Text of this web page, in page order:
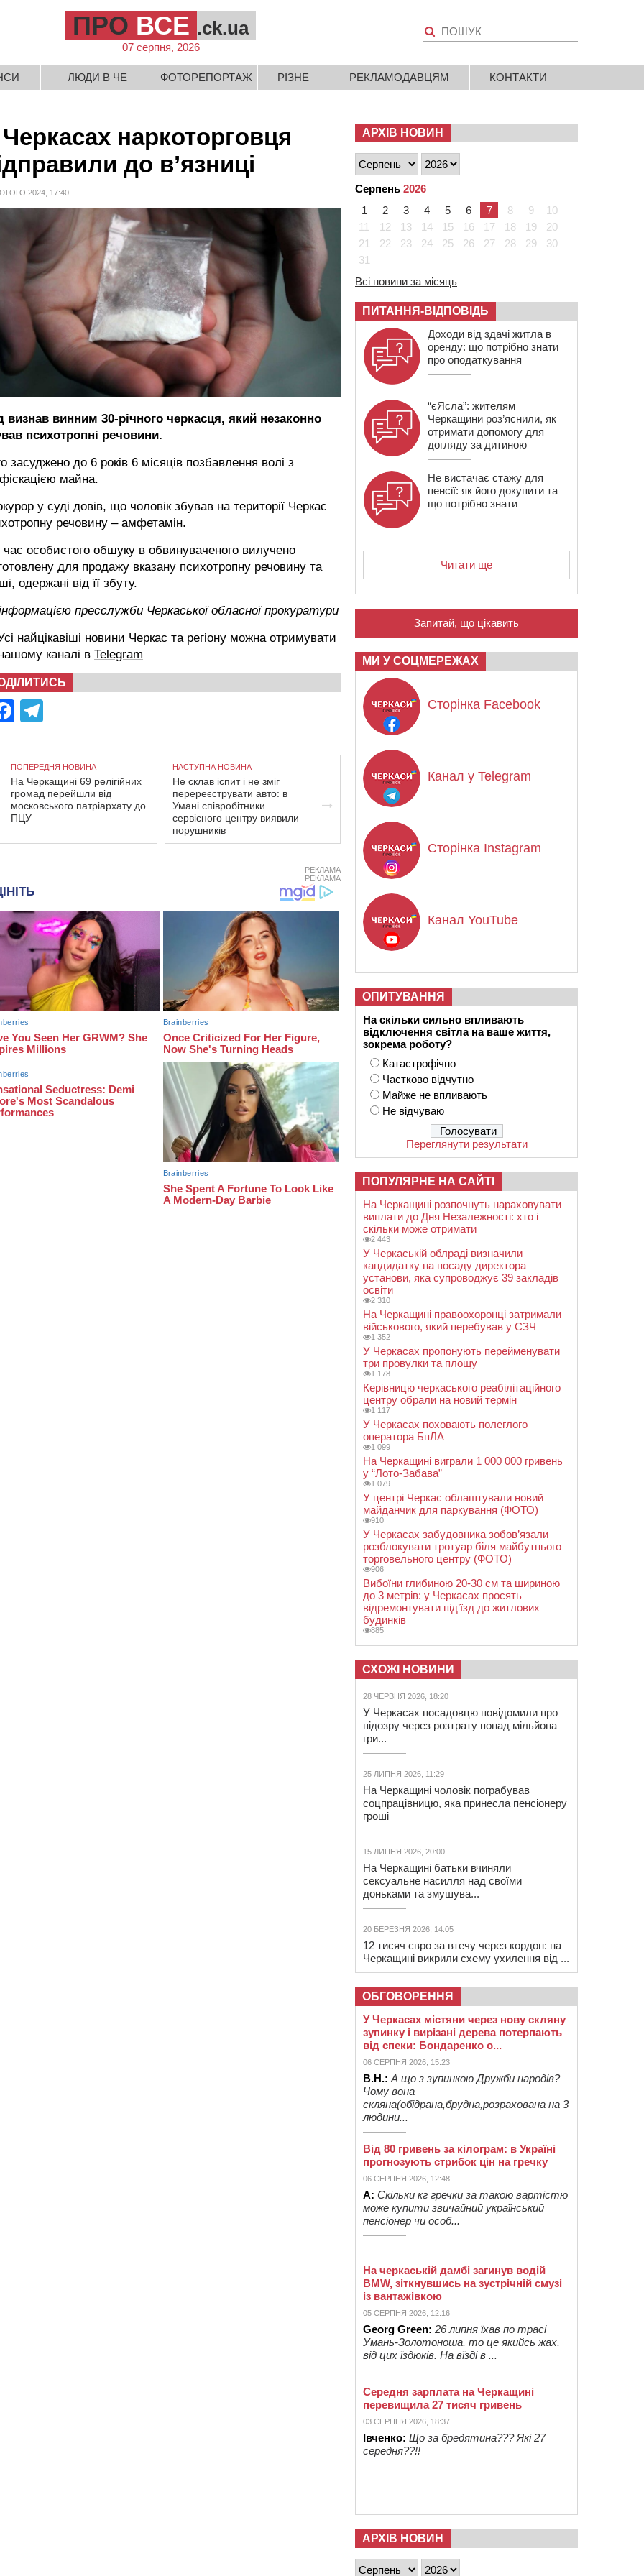
ПРО ВСЕ .ck.ua
07 серпня, 2026
ЛЮДИ В ЧЕ ФОТОРЕПОРТАЖ РІЗНЕ РЕКЛАМОДАВЦЯМ КОНТАКТИ
наркоторговця
до в’язниці
2024, 17:40
визнав винним 30-річного черкасця, який незаконно
психотропні речовини.
засуджено до 6 років 6 місяців позбавлення волі з
майна.
у суді довів, що чоловік збував на території Черкас
речовину – амфетамін.
час особистого обшуку в обвинуваченого вилучено
для продажу вказану психотропну речовину та
одержані від її збуту.
пресслужби Черкаської обласної прокуратури
найцікавіші новини Черкас та регіону можна отримувати
каналі в Telegram
Facebook
ПОПЕРЕДНЯ НОВИНА
На Черкащині 69 релігійних
громад перейшли від
московського патріархату до
ПЦУ
НАСТУПНА НОВИНА
Не склав іспит і не зміг
перереєструвати авто: в
Умані співробітники
сервісного центру виявили
порушників
РЕКЛАМА
РЕКЛАМА
АРХІВ НОВИН
Серпень 2026
1
2 3 4 5 6 7 8 9
10
11
12 13 14 15 16 17 18 19
20
21
22 23 24 25 26 27 28 29
30
31
Всі новини за місяць
ПИТАННЯ-ВІДПОВІДЬ
Доходи від здачі житла в
оренду: що потрібно знати
про оподаткування
“єЯсла”: жителям
Черкащини роз’яснили, як
отримати допомогу для
догляду за дитиною
Не вистачає стажу для
пенсії: як його докупити та
що потрібно знати
Читати ще
Запитай, що цікавить
МИ У СОЦМЕРЕЖАХ
Сторінка Facebook
Канал у Telegram
Сторінка Instagram
Канал YouTube
ОПИТУВАННЯ
На скільки сильно впливають
відключення світла на ваше життя,
зокрема роботу?
Катастрофічно
Частково відчутно
Майже не впливають
Не відчуваю
Переглянути результати
ПОПУЛЯРНЕ НА САЙТІ
На Черкащині розпочнуть нараховувати
виплати до Дня Незалежності: хто і
скільки може отримати
2 443
У Черкаській облраді визначили
кандидатку на посаду директора
установи, яка супроводжує 39 закладів
освіти
2 310
На Черкащині правоохоронці затримали
військового, який перебував у СЗЧ
1 352
У Черкасах пропонують перейменувати
три провулки та площу
1 178
Керівницю черкаського реабілітаційного
центру обрали на новий термін
1 117
У Черкасах поховають полеглого
оператора БпЛА
1 099
На Черкащині виграли 1 000 000 гривень
у “Лото-Забава”
1 079
У центрі Черкас облаштували новий
майданчик для паркування (ФОТО)
910
У Черкасах забудовника зобов’язали
розблокувати тротуар біля майбутнього
торговельного центру (ФОТО)
906
Вибоїни глибиною 20-30 см та шириною
до 3 метрів: у Черкасах просять
відремонтувати під’їзд до житлових
будинків
885
СХОЖІ НОВИНИ
28 ЧЕРВНЯ 2026, 18:20
У Черкасах посадовцю повідомили про
підозру через розтрату понад мільйона
гри...
25 ЛИПНЯ 2026, 11:29
На Черкащині чоловік пограбував
соцпрацівницю, яка принесла пенсіонеру
гроші
15 ЛИПНЯ 2026, 20:00
На Черкащині батьки вчиняли
сексуальне насилля над своїми
доньками та змушува...
20 БЕРЕЗНЯ 2026, 14:05
12 тисяч євро за втечу через кордон: на
Черкащині викрили схему ухилення від ...
ОБГОВОРЕННЯ
У Черкасах містяни через нову скляну
зупинку і вирізані дерева потерпають
від спеки: Бондаренко о...
06 СЕРПНЯ 2026, 15:23
В.Н.: А що з зупинкою Дружби народів?
Чому вона
скляна(обідрана,брудна,розрахована на 3
людини...
Від 80 гривень за кілограм: в Україні
прогнозують стрибок цін на гречку
06 СЕРПНЯ 2026, 12:48
А: Скільки кг гречки за такою вартістю
може купити звичайний український
пенсіонер чи особ...
На черкаській дамбі загинув водій
BMW, зіткнувшись на зустрічній смузі
із вантажівкою
05 СЕРПНЯ 2026, 12:16
Georg Green: 26 липня їхав по трасі
Умань-Золотоноша, то це якийсь жах,
від цих їздюків. На вїзді в ...
Середня зарплата на Черкащині
перевищила 27 тисяч гривень
03 СЕРПНЯ 2026, 18:37
Івченко: Що за бредятина??? Які 27
середня??!!
АРХІВ НОВИН